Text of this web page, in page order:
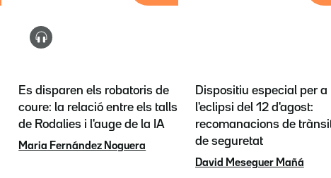
Es disparen els robatoris de
coure: la relació entre els talls
de Rodalies i l'auge de la IA
Maria Fernández Noguera
Dispositiu especial per a
l'eclipsi del 12 d'agost:
recomanacions de
de seguretat
David Meseguer Mañá